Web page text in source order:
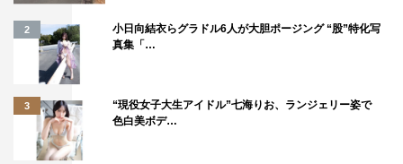
2
小日向結衣らグラドル6人が大胆ポージング “股”特化写
真集「…
3
“現役女子大生アイドル”七海りお、ランジェリー姿で
色白美ボデ…